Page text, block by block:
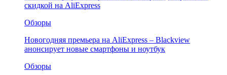
скидкой на AliExpress
Обзоры
Новогодняя премьера на AliExpress – Blackview
анонсирует новые смартфоны и ноутбук
Обзоры